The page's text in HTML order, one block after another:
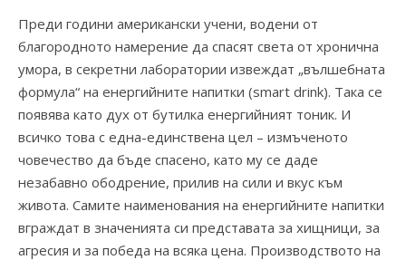
Преди години американски учени, водени от
благородното намерение да спасят света от хронична
умора, в секретни лаборатории извеждат „вълшебната
формула“ на енергийните напитки (smart drink). Така се
появява като дух от бутилка енергийният тоник. И
всичко това с една-единствена цел – измъченото
човечество да бъде спасено, като му се даде
незабавно ободрение, прилив на сили и вкус към
живота. Самите наименования на енергийните напитки
вграждат в значенията си представата за хищници, за
агресия и за победа на всяка цена. Производството на